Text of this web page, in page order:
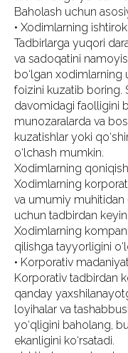
Baholash uchun
• Xodimlarning
Tadbirlarga yuqori
va sadoqatini
bo‘lgan xodimlarning
foizini kuzatib boring.
davomidagi faolligini
munozaralarda va
kuzatishlar yoki
o‘lchash mumkin.
Xodimlarning
Xodimlarning
va umumiy muhitidan
uchun tadbirdan
Xodimlarning
qilishga tayyorligini
• Korporativ
Korporativ tadbirdan
qanday
loyihalar va
yo‘qligini baholang,
ekanligini ko‘rsatadi.